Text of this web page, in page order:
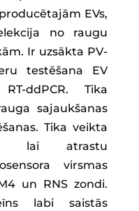
EVs,
no raugu
Ir uzsākta PV-
testēšana EV
ddPCR. Tika
sajaukšanas
Tika veikta
lai atrastu
virsmas
un RNS zondi.
labi saistās